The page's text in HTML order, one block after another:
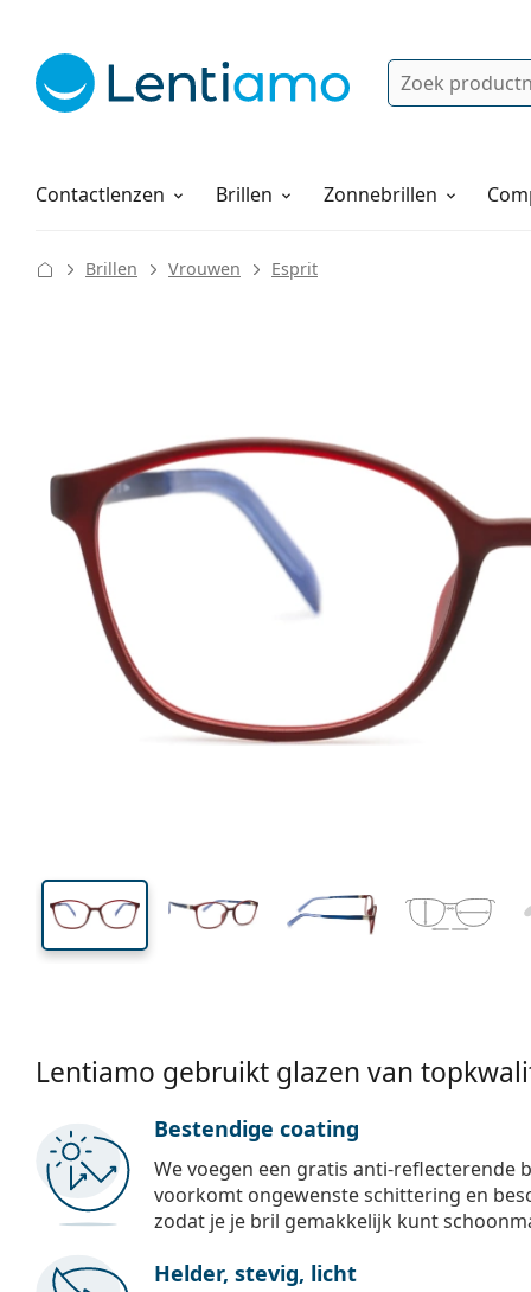
Zoek
Contactlenzen
Lenzenvloeistoffen Brillen Zonnebrillen
Hoe bestellen
Brillen Vrouwen Esprit
121 mm
Breedte
37 mm
Glashoogte Glasbreedte
Lentiamo gebruikt glazen van
Bestendige coating
We voegen een gratis anti-reflecterende
voorkomt ongewenste schittering en
zodat je je bril gemakkelijk kunt
Helder, stevig, licht